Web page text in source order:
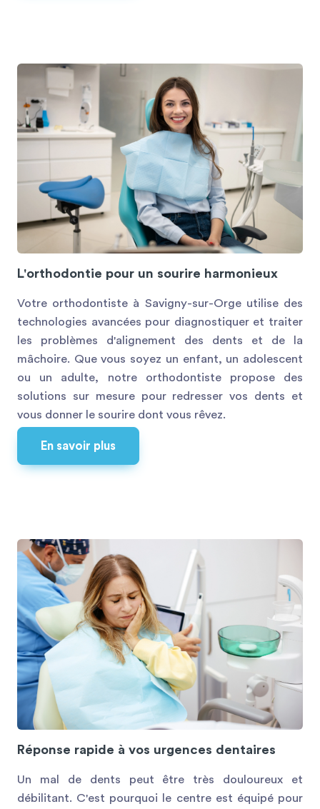
L'orthodontie pour un sourire harmonieux
Votre orthodontiste à Savigny-sur-Orge utilise des
technologies avancées pour diagnostiquer et traiter
les problèmes d'alignement des dents et de la
mâchoire. Que vous soyez un enfant, un adolescent
ou un adulte, notre orthodontiste propose des
solutions sur mesure pour redresser vos dents et
vous donner le sourire dont vous rêvez.
En savoir plus
Réponse rapide à vos urgences dentaires
Un mal de dents peut être très douloureux et
débilitant. C'est pourquoi le centre est équipé pour